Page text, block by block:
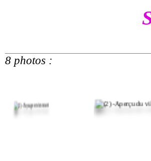
8 photos :